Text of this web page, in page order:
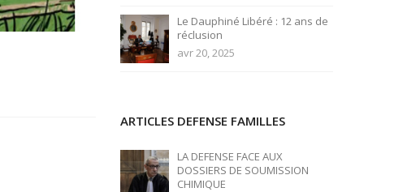
Le Dauphiné Libéré : 12 ans de
réclusion
avr 20, 2025
ARTICLES DEFENSE FAMILLES
LA DEFENSE FACE AUX
DOSSIERS DE SOUMISSION
CHIMIQUE